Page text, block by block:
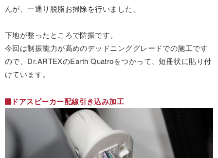
んが、一通り脱脂お掃除を行いました。
下地が整ったところで防振です。
今回は制振能力が高めのデッドニンググレードでの施工です
ので、Dr.ARTEXのEarth Quatroをつかって、短冊状に貼り付
けています。
ドアスピーカー配線引き込み加工